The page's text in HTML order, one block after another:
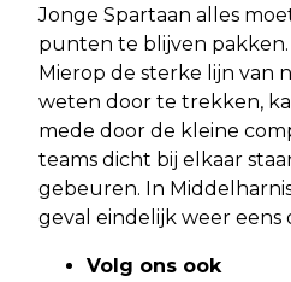
Jonge Spartaan alles
punten te blijven pakken.
Mierop de sterke lijn van
weten door te trekken,
mede door de kleine
teams dicht bij elkaar
gebeuren. In
geval eindelijk weer eens
Volg ons ook